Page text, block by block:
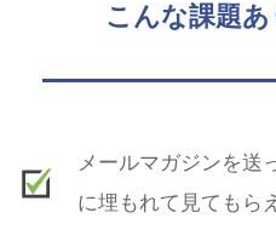
こんな課題
メールマガジンを送
に埋もれて見てもら